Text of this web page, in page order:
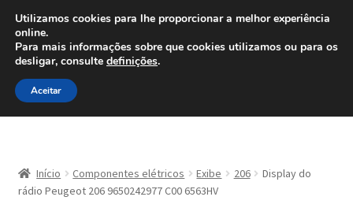
ENVIO a partir de 7 EUR
Ligue para 800 500 626 diariamente
Ir
para
a
Saltar
para
o
Carrinho
Início Componentes elétricos Exibe 206
Display do
rádio Peugeot 206 9650242977 C00 6563HV
Utilizamos cookies para lhe proporcionar a melhor experiência
online.
Para mais informações sobre que cookies utilizamos ou para os
desligar, consulte definições.
Aceitar